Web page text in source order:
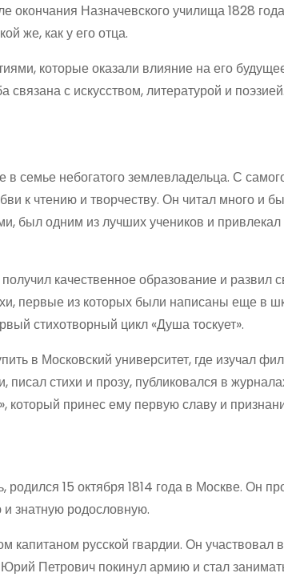
окончания Назначевского училища 1828
же, как у его отца.
которые оказали влияние на его
с искусством, литературой и поэзией.
семье небогатого землевладельца. С
к чтению и творчеству. Он читал много и
был одним из лучших учеников и
качественное образование и развил
первые из которых были написаны еще в
стихотворный цикл «Душа тоскует».
в Московский университет, где изучал
писал стихи и прозу, публиковался в
который принес ему первую славу и
15 октября 1814 года в Москве. Он
знатную родословную.
русской гвардии. Он участвовал
Петрович покинул армию и стал